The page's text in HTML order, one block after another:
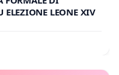
ELEZIONE LEONE XIV